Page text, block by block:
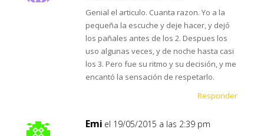
Genial el articulo. Cuanta razon. Yo a la
pequeña la escuche y deje hacer, y dejó
los pañales antes de los 2. Despues los
uso algunas veces, y de noche hasta casi
los 3. Pero fue su ritmo y su decisión, y me
encantó la sensación de respetarlo.
Responder
Emi el 19/05/2015 a las 2:39 pm